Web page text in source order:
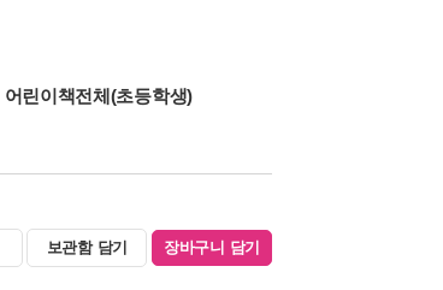
어린이책전체(초등학생)
보관함 담기 장바구니 담기